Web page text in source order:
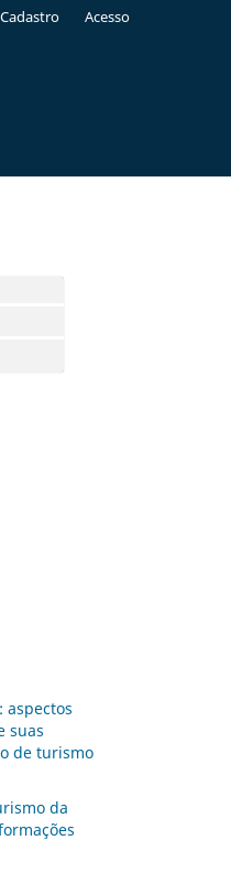
Cadastro Acesso
aspectos
suas
de turismo
da